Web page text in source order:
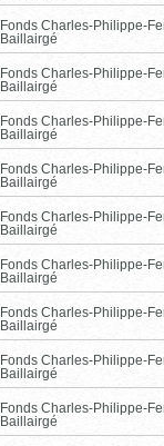
Fonds Charles-Philippe-
Baillairgé
Fonds Charles-Philippe-
Baillairgé
Fonds Charles-Philippe-
Baillairgé
Fonds Charles-Philippe-
Baillairgé
Fonds Charles-Philippe-
Baillairgé
Fonds Charles-Philippe-
Baillairgé
Fonds Charles-Philippe-
Baillairgé
Fonds Charles-Philippe-
Baillairgé
Fonds Charles-Philippe-
Baillairgé